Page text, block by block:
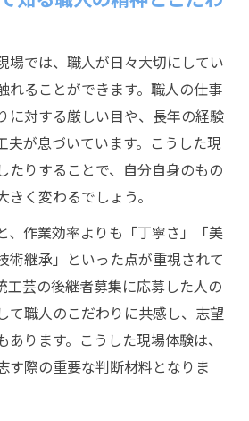
場では、職人が日々大切にしてい
れることができます。職人の仕事
に対する厳しい目や、長年の経験
夫が息づいています。こうした現
たりすることで、自分自身のもの
く変わるでしょう。
、作業効率よりも「丁寧さ」「美
術継承」といった点が重視されて
工芸の後継者募集に応募した人の
て職人のこだわりに共感し、志望
ります。こうした現場体験は、
す際の重要な判断材料となりま